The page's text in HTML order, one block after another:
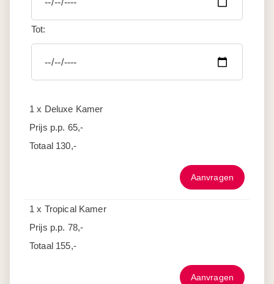
Tot:
1 x Deluxe Kamer
Prijs p.p. 65,-
Totaal130,-
Aanvragen
1 x Tropical Kamer
Prijs p.p. 78,-
Totaal155,-
Aanvragen